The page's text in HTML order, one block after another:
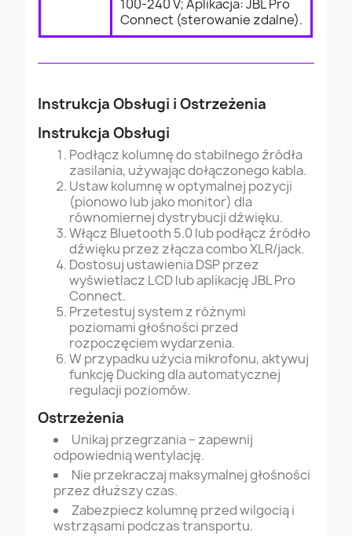
100-240 V; Aplikacja: JBL Pro
Connect (sterowanie zdalne).
Instrukcja Obsługi i Ostrzeżenia
Instrukcja Obsługi
Podłącz kolumnę do stabilnego źródła
zasilania, używając dołączonego kabla.
Ustaw kolumnę w optymalnej pozycji
(pionowo lub jako monitor) dla
równomiernej dystrybucji dźwięku.
Włącz Bluetooth 5.0 lub podłącz źródło
dźwięku przez złącza combo XLR/jack.
Dostosuj ustawienia DSP przez
wyświetlacz LCD lub aplikację JBL Pro
Connect.
Przetestuj system z różnymi
poziomami głośności przed
rozpoczęciem wydarzenia.
W przypadku użycia mikrofonu, aktywuj
funkcję Ducking dla automatycznej
regulacji poziomów.
Ostrzeżenia
Unikaj przegrzania – zapewnij
odpowiednią wentylację.
Nie przekraczaj maksymalnej głośności
przez dłuższy czas.
Zabezpiecz kolumnę przed wilgocią i
wstrząsami podczas transportu.